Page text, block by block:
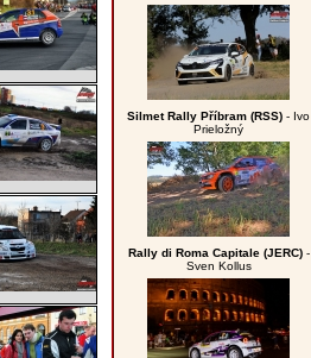
Silmet Rally Příbram (RSS) - Ivo
Prieložný
Rally di Roma Capitale (JERC)-
Sven Kollus